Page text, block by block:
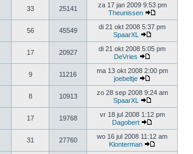
33 25141
za 17 jan 2009 9:53 pm
Theunissen
56 45549
di 21 okt 2008 5:37 pm
SpaarXL
17 20927
di 21 okt 2008 5:05 pm
DeVries
9 11216
ma 13 okt 2008 2:00 pm
joebeltje
8 10913
zo 28 sep 2008 9:24 am
SpaarXL
17 19768
vr 18 jul 2008 1:12 pm
Dagobert
31 27760
wo 16 jul 2008 11:12 am
Klonterman